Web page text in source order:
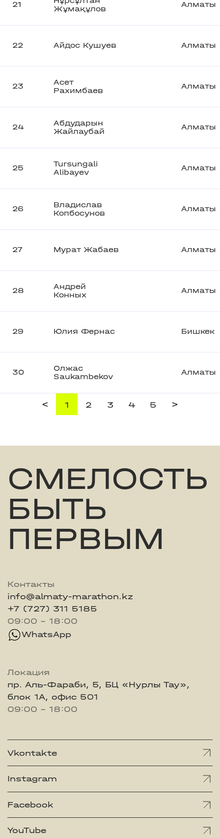
21
Жұмақұлов
Алматы
22 Айдос Кушуев Алматы
23
Асет
Рахимбаев
Алматы
24
Абдударын
Жайлаубай
Алматы
25
Tursungali
Alibayev
Алматы
26
Владислав
Копбосунов
Алматы
27 Мурат Жабаев Алматы
28
Андрей
Конных
Алматы
29 Юлия Фернас Бишкек
30
Олжас
Saukambekov
Алматы
< 1 2 3 4 5 >
СМЕЛОСТЬ
БЫТЬ
ПЕРВЫМ
Контакты
info@almaty-marathon.kz
+7 (727) 311 5185
09:00 - 18:00
WhatsApp
Локация
пр. Аль-Фараби, 5, БЦ «Нурлы Тау»,
блок 1А, офис 501
09:00 - 18:00
Vkontakte
Instagram
Facebook
YouTube